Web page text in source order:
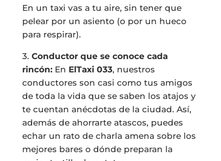
En un taxi vas a tu aire, sin tener que
pelear por un asiento (o por un hueco
para respirar).
3. Conductor que se conoce cada
rincón:En ElTaxi 033, nuestros
conductores son casi como tus amigos
de toda la vida que se saben los atajos y
te cuentan anécdotas de la ciudad. Así,
además de ahorrarte atascos, puedes
echar un rato de charla amena sobre los
mejores bares o dónde preparan la